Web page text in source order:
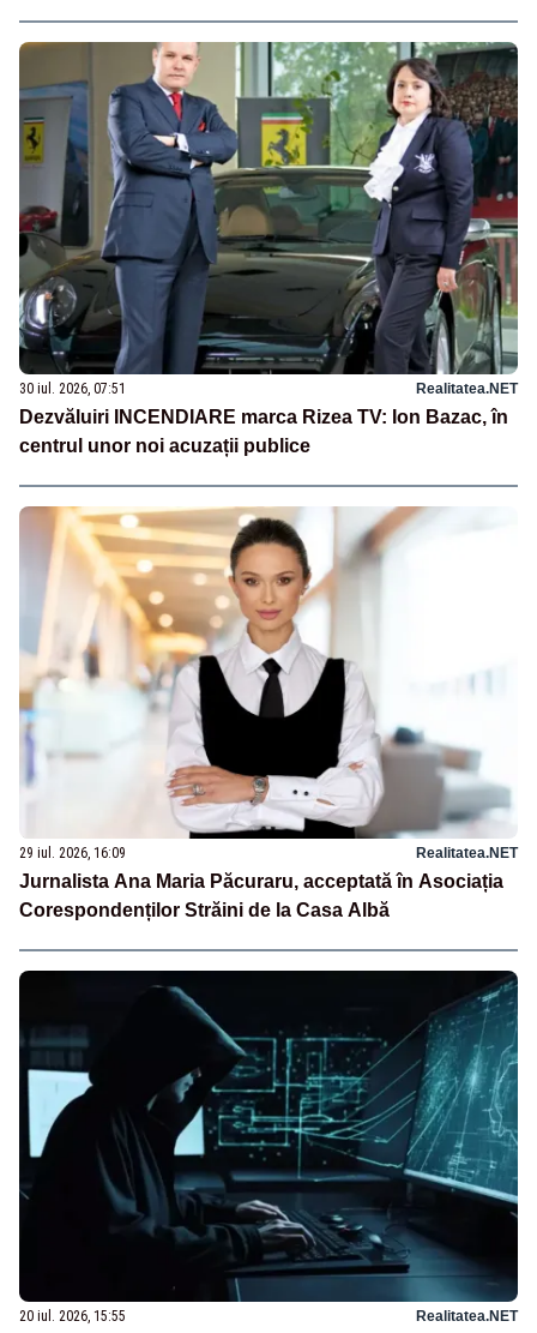
30 iul. 2026, 07:51 Realitatea.NET
Dezvăluiri INCENDIARE marca Rizea TV: Ion Bazac, în
centrul unor noi acuzații publice
29 iul. 2026, 16:09 Realitatea.NET
Jurnalista Ana Maria Păcuraru, acceptată în Asociația
Corespondenților Străini de la Casa Albă
20 iul. 2026, 15:55 Realitatea.NET